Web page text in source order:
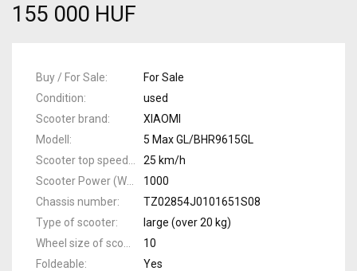
155 000 HUF
Buy / For Sale
For Sale
Condition
used
Scooter brand
XIAOMI
Modell
5 Max GL/BHR9615GL
25 km/h
1000
Chassis number
TZ02854J0101651S08
Type of scooter
large (over 20 kg)
10
Foldeable
Yes